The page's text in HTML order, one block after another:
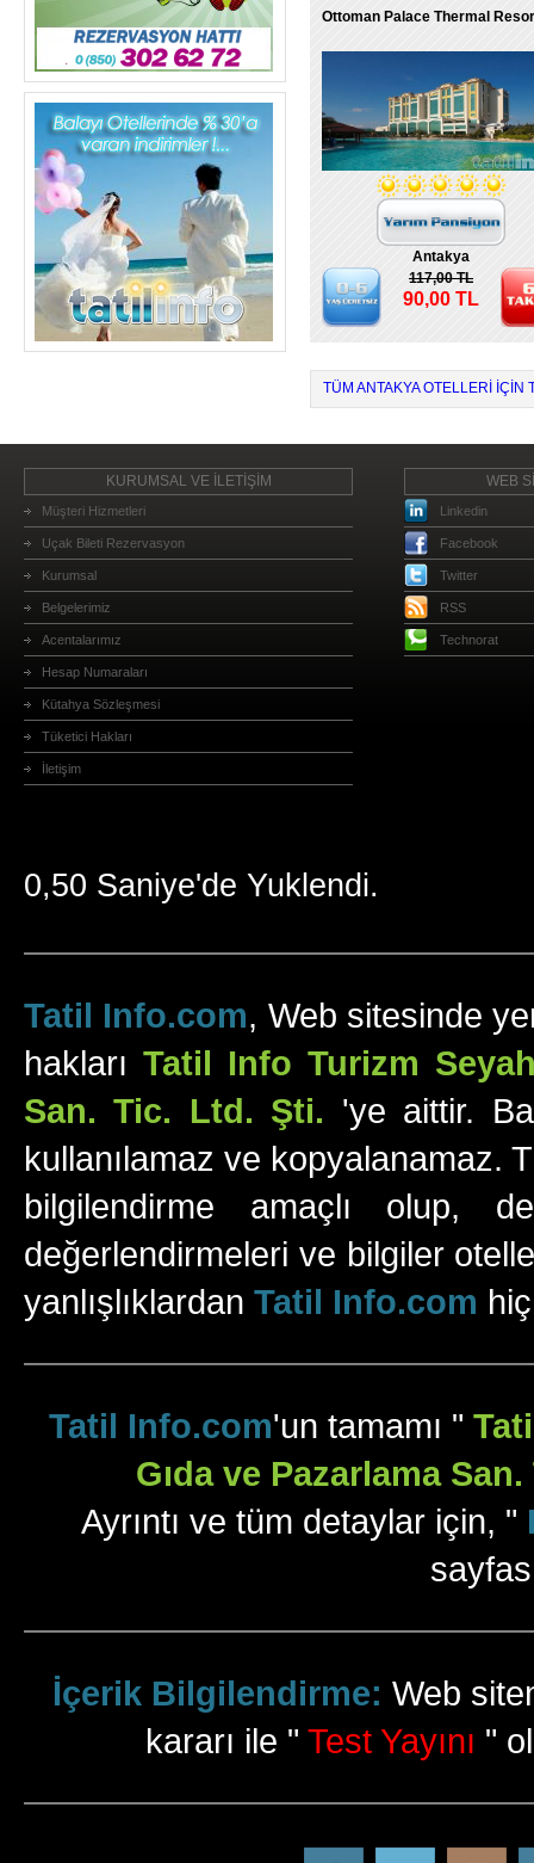
Ottoman Palace Thermal
Antakya
117,00 TL
90,00 TL
TÜM ANTAKYA OTELLERI IÇIN
KURUMSAL VE İLETİŞİM
Müşteri Hizmetleri
Uçak Bileti Rezervasyon
Kurumsal
Belgelerimiz
Acentalarımız
Hesap Numaraları
Kütahya Sözleşmesi
Tüketici Hakları
İletişim
WEB
Linkedin
Facebook
Twitter
RSS
Technorat
0,50 Saniye'de Yuklendi.
Tatil Info.com, Web sitesinde
hakları Tatil Info Turizm
San. Tic. Ltd. Şti. 'ye aittir.
kullanılamaz ve kopyalanamaz.
bilgilendirme amaçlı olup,
değerlendirmeleri ve bilgiler
yanlışlıklardan Tatil Info.com
Tatil Info.com'un tamamı "
Gıda ve Pazarlama
Ayrıntı ve tüm detaylar için, "
İçerik Bilgilendirme: Web
kararı ile " Test Yayını "